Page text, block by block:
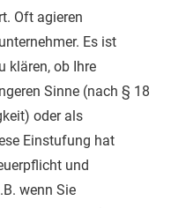
Oft agieren
Es ist
klären, ob Ihre
Sinne (nach § 18
oder als
Einstufung hat
und
wenn Sie